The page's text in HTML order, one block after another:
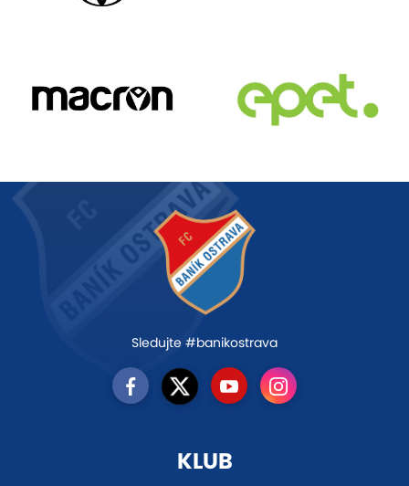
Sledujte #banikostrava
KLUB